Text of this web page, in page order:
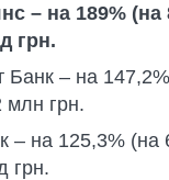
– на 189% (на
грн.
Банк – на
млн грн.
– на 125,3% (на
грн.